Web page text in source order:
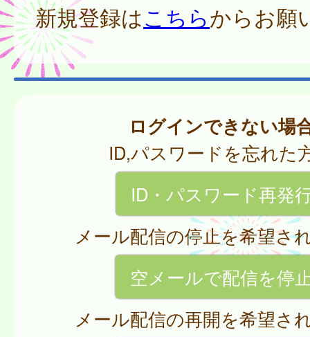
新規登録はこちらからお願
ログインできない場
ID,パスワードを忘れた
ID・パスワード再発
メール配信の停止を希望さ
空メールで配信を停
メール配信の再開を希望さ